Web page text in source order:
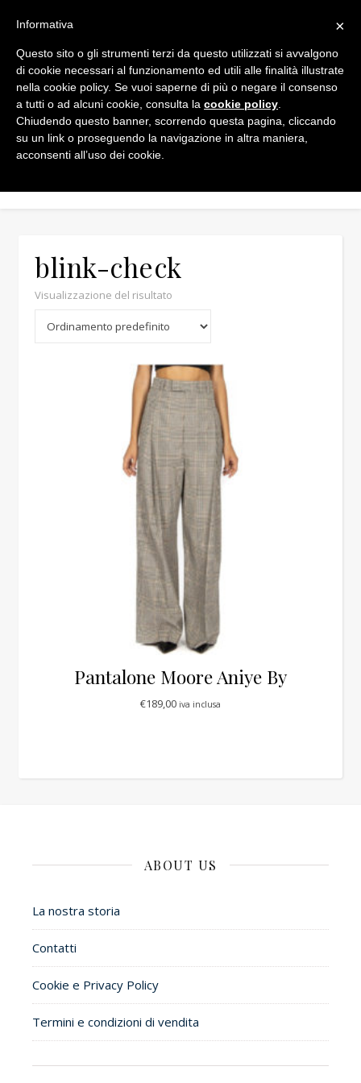
blink-check
Visualizzazione del risultato
Pantalone Moore Aniye By
€189,00 iva inclusa
ABOUT US
La nostra storia
Contatti
Cookie e Privacy Policy
Termini e condizioni di vendita
×
Informativa
Questo sito o gli strumenti terzi da questo utilizzati si avvalgono
di cookie necessari al funzionamento ed utili alle finalità illustrate
nella cookie policy. Se vuoi saperne di più o negare il consenso
a tutti o ad alcuni cookie, consulta la cookie policy
Chiudendo questo banner, scorrendo questa pagina, cliccando
su un link o proseguendo la navigazione in altra maniera,
acconsenti all’uso dei cookie.